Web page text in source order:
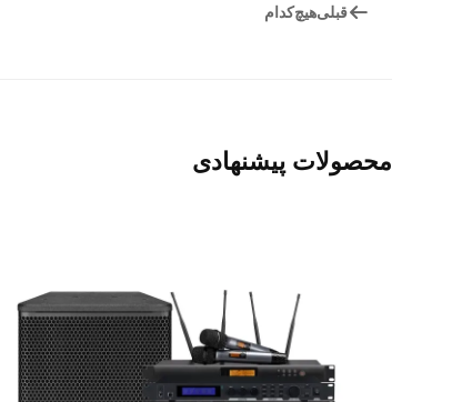
قبلیهیچ‌کدام
محصولات پیشنهادی